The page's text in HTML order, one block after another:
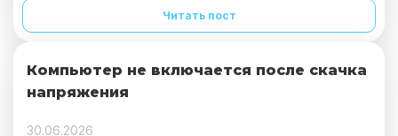
Читать пост
Компьютер не включается после скачка
напряжения
30.06.2026